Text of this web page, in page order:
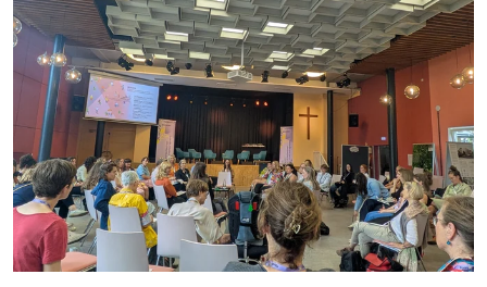
genossenschaft
epaper login